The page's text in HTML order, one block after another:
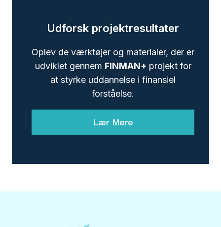
Udforsk projektresultater
Oplev de værktøjer og materialer, der er
udviklet gennem FINMAN+ projekt for
at styrke uddannelse i finansiel
forståelse.
Lær Mere